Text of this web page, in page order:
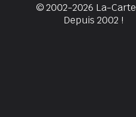
© 2002-2026 La-
Depuis 2002 !